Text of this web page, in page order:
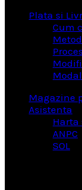
Plata si
Cum
Magazine
Asistenta
Harta
ANPC
SOL